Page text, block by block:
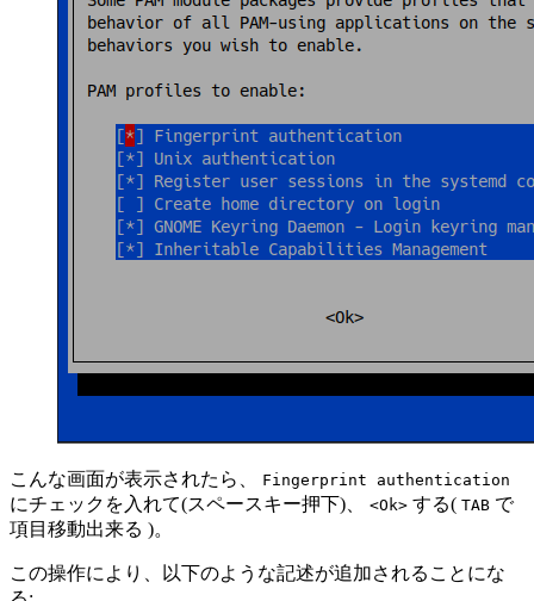
こんな画面が表示されたら、 Fingerprint authentication
にチェックを入れて(スペースキー押下)、 <Ok> する( TAB で
項目移動出来る )。
この操作により、以下のような記述が追加されることにな